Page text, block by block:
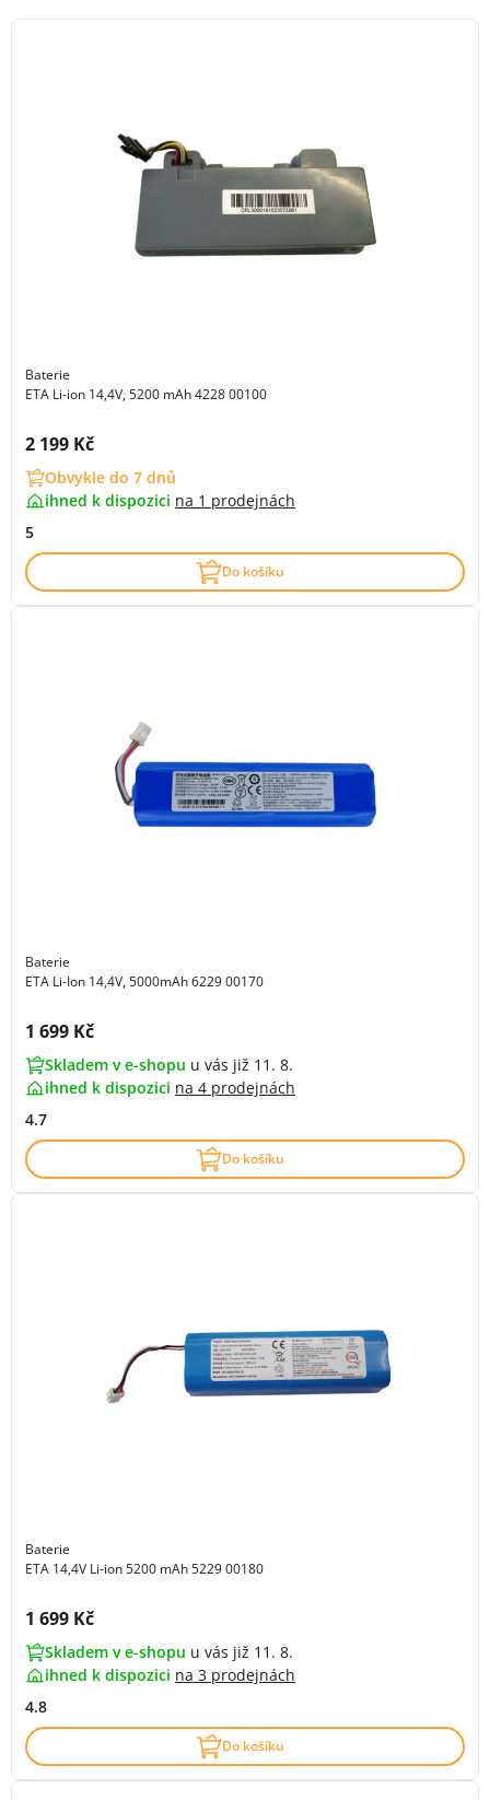
Baterie
ETA Li-ion 14,4V, 5200 mAh 4228 00100
Cena s DPH:
2 199 Kč
Obvykle do 7 dnů
ihned k dispozici na 1 prodejnách
5
Do košíku
Baterie
ETA Li-Ion 14,4V, 5000mAh 6229 00170
Cena s DPH:
1 699 Kč
Skladem v e-shopu u vás již 11. 8.
ihned k dispozici na 4 prodejnách
4.7
Do košíku
Baterie
ETA 14,4V Li-ion 5200 mAh 5229 00180
Cena s DPH:
1 699 Kč
Skladem v e-shopu u vás již 11. 8.
ihned k dispozici na 3 prodejnách
4.8
Do košíku